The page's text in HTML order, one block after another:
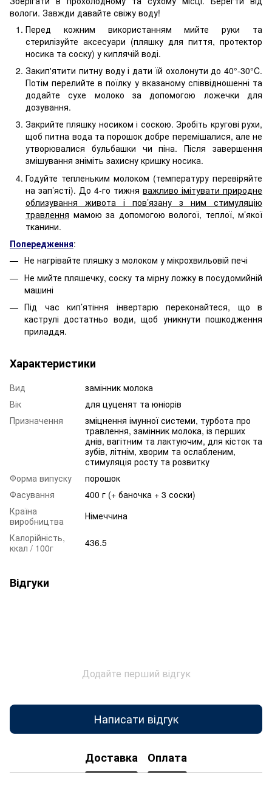
вологи. Завжди давайте свіжу воду!
Перед кожним використанням мийте руки та
стерилізуйте аксесуари (пляшку для пиття, протектор
носика та соску) у киплячій воді.
Закип'ятити питну воду і дати їй охолонути до 40°-30°C.
Потім перелийте в поїлку у вказаному співвідношенні та
додайте сухе молоко за допомогою ложечки для
дозування.
Закрийте пляшку носиком і соскою. Зробіть кругові рухи,
щоб питна вода та порошок добре перемішалися, але не
утворювалися бульбашки чи піна. Після завершення
змішування зніміть захисну кришку носика.
Годуйте тепленьким молоком (температуру перевіряйте
на зап’ясті). До 4-го тижня важливо імітувати природне
облизування живота і пов’язану з ним стимуляцію
травлення мамою за допомогою вологої, теплої, м’якої
тканини.
Попередження:
Не нагрівайте пляшку з молоком у мікрохвильовій печі
Не мийте пляшечку, соску та мірну ложку в посудомийній
машині
Під час кип’ятіння інвертарю переконайтеся, що в
каструлі достатньо води, щоб уникнути пошкодження
приладдя.
Характеристики
Вид
замінник молока
Вік
для цуценят та юніорів
Призначення
зміцнення імунної системи, турбота про
травлення, замінник молока, із перших
днів, вагітним та лактуючим, для кісток та
зубів, літнім, хворим та ослабленим,
стимуляція росту та розвитку
Форма випуску
порошок
Фасування
400 г (+ баночка + 3 соски)
Країна
виробництва
Німеччина
Калорійність,
ккал / 100г
436.5
Відгуки
Додайте перший відгук
Написати відгук
Доставка Оплата